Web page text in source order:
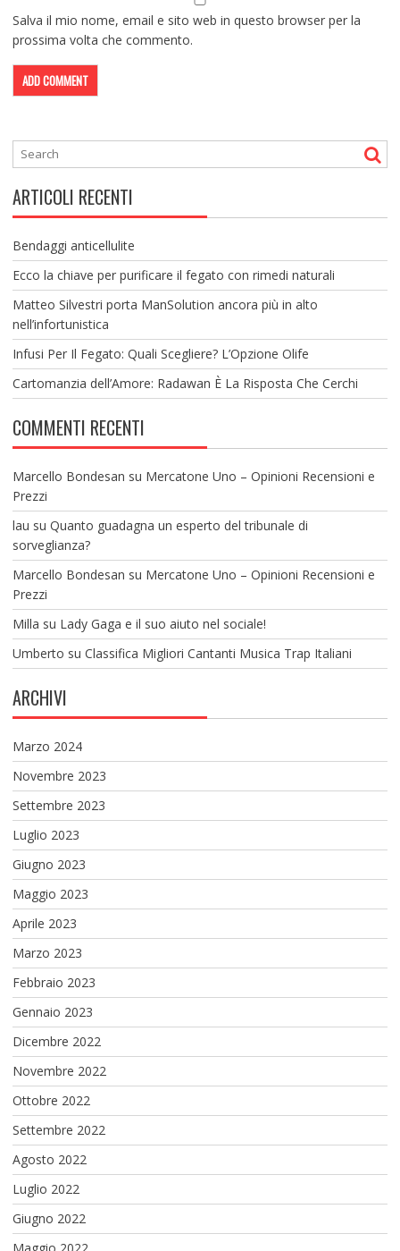
Salva il mio nome, email e sito web in questo browser per la
prossima volta che commento.
ARTICOLI RECENTI
Bendaggi anticellulite
Ecco la chiave per purificare il fegato con rimedi naturali
Matteo Silvestri porta ManSolution ancora più in alto
nell’infortunistica
Infusi Per Il Fegato: Quali Scegliere? L’Opzione Olife
Cartomanzia dell’Amore: Radawan È La Risposta Che Cerchi
COMMENTI RECENTI
Marcello Bondesan su Mercatone Uno – Opinioni Recensioni e
Prezzi
lau su Quanto guadagna un esperto del tribunale di
sorveglianza?
Marcello Bondesan su Mercatone Uno – Opinioni Recensioni e
Prezzi
Milla su Lady Gaga e il suo aiuto nel sociale!
Umberto su Classifica Migliori Cantanti Musica Trap Italiani
ARCHIVI
Marzo 2024
Novembre 2023
Settembre 2023
Luglio 2023
Giugno 2023
Maggio 2023
Aprile 2023
Marzo 2023
Febbraio 2023
Gennaio 2023
Dicembre 2022
Novembre 2022
Ottobre 2022
Settembre 2022
Agosto 2022
Luglio 2022
Giugno 2022